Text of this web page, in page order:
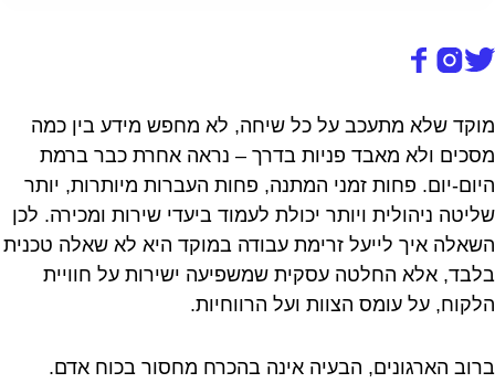
מוקד שלא מתעכב על כל שיחה, לא מחפש מידע בין כמה
מסכים ולא מאבד פניות בדרך – נראה אחרת כבר ברמת
היום-יום. פחות זמני המתנה, פחות העברות מיותרות, יותר
שליטה ניהולית ויותר יכולת לעמוד ביעדי שירות ומכירה. לכן
השאלה איך לייעל זרימת עבודה במוקד היא לא שאלה טכנית
בלבד, אלא החלטה עסקית שמשפיעה ישירות על חוויית
הלקוח, על עומס הצוות ועל הרווחיות.
ברוב הארגונים, הבעיה אינה בהכרח מחסור בכוח אדם.